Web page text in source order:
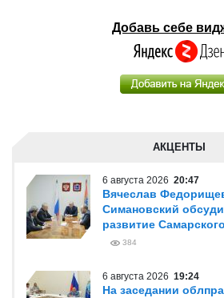
Добавь себе
АКЦЕНТЫ
6 августа 2026 20:47
Вячеслав
Симановский
развитие
384
6 августа 2026 19:24
На заседании